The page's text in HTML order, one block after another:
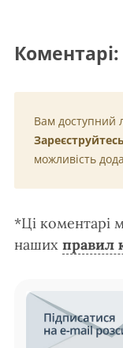
Коментарі:
Вам доступний
Зареєструйтесь
можливість
*Ці коментарі
наших правил